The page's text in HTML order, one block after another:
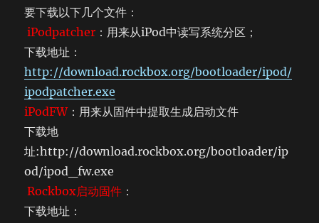
要下载以下几个文件：
iPodpatcher ：用来从iPod中读写系统分区；
下载地址：
http://download.rockbox.org/bootloader/ipod/
ipodpatcher.exe
iPodFW：用来从固件中提取生成启动文件
下载地
址:http://download.rockbox.org/bootloader/ip
od/ipod_fw.exe
Rockbox启动固件 ：
下载地址：